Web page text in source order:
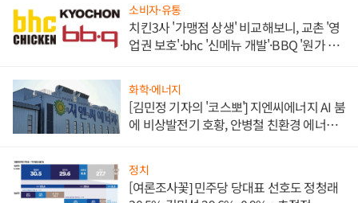
소비자·유통
치킨3사 '가맹점 상생' 비교해보니, 교촌 '영
업권 보호'·bhc '신메뉴 개발'·BBQ '원가 부
화학·에너지
[김민정 기자의 '코스뽀'] 지엔씨에너지 AI 붐
에 비상발전기 호황, 안병철 친환경 에너지
정치
[여론조사꽃] 민주당 당대표 선호도 정청래